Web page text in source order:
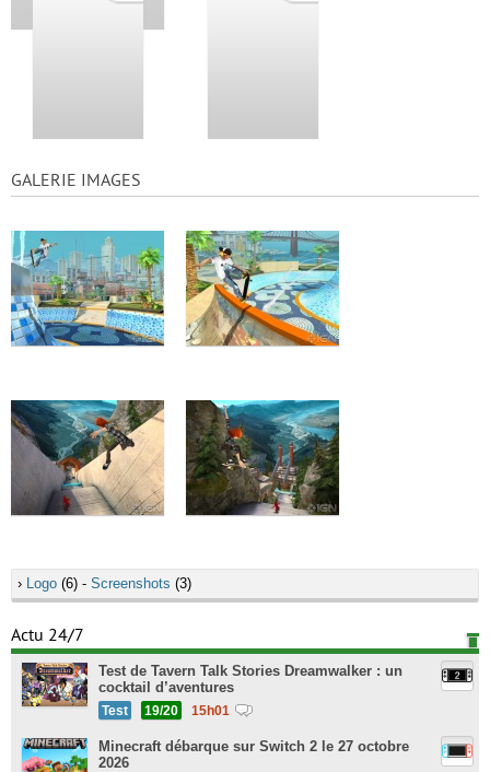
GALERIE IMAGES
› Logo (6) - Screenshots (3)
Actu 24/7
Test de Tavern Talk Stories Dreamwalker : un
cocktail d’aventures
Test 19/20 15h01
Minecraft débarque sur Switch 2 le 27 octobre
2026